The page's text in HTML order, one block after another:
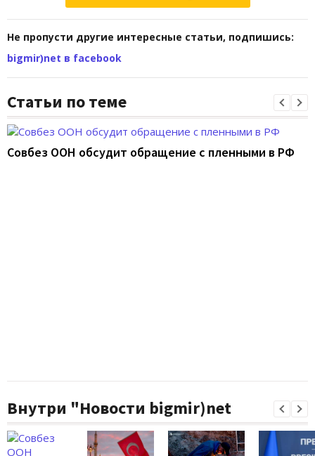
Не пропусти другие интересные статьи, подпишись:
bigmir)net в facebook
Статьи по теме
Совбез ООН обсудит обращение с пленными в РФ
Внутри "Новости bigmir)net